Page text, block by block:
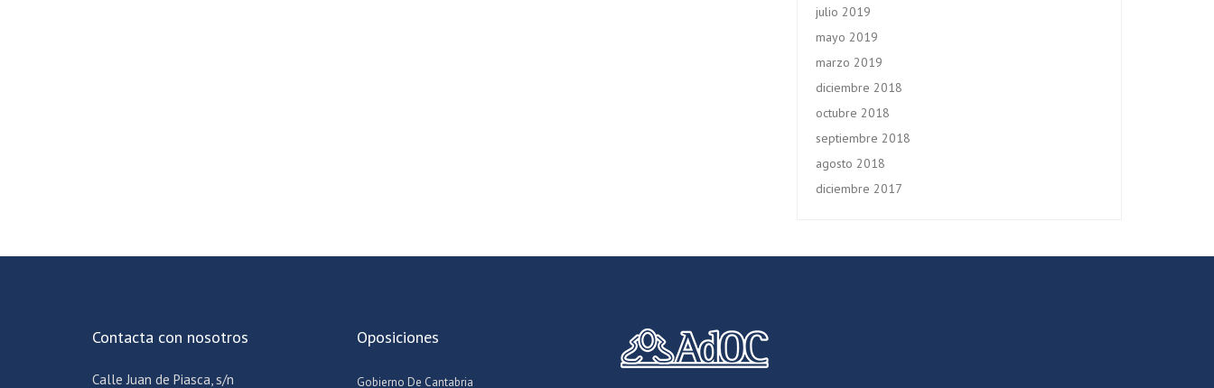
julio 2019
mayo 2019
marzo 2019
diciembre 2018
octubre 2018
septiembre 2018
agosto 2018
diciembre 2017
Contacta con nosotros
Calle Juan de Piasca, s/n
Oposiciones
Gobierno De Cantabria